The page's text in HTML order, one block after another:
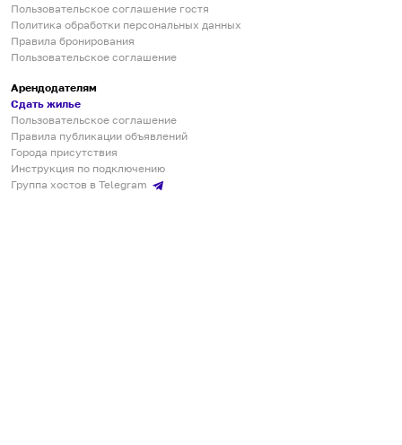
Пользовательское соглашение гостя
Политика обработки персональных данных
Правила бронирования
Пользовательское соглашение
Арендодателям
Сдать жилье
Пользовательское соглашение
Правила публикации объявлений
Города присутствия
Инструкция по подключению
Группа хостов в Telegram